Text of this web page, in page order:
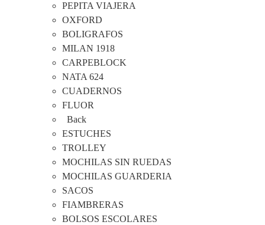
PEPITA VIAJERA
OXFORD
BOLIGRAFOS
MILAN 1918
CARPEBLOCK
NATA 624
CUADERNOS
FLUOR
Back
ESTUCHES
TROLLEY
MOCHILAS SIN RUEDAS
MOCHILAS GUARDERIA
SACOS
FIAMBRERAS
BOLSOS ESCOLARES